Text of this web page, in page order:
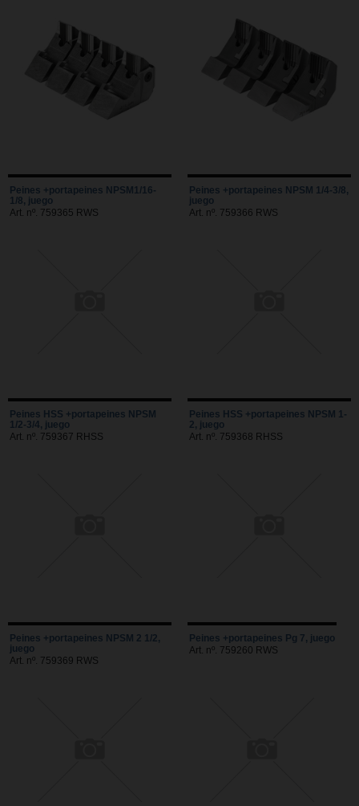
Peines +portapeines NPSM1/16-
1/8, juego
Art. nº. 759365 RWS
Peines +portapeines NPSM 1/4-3/8,
juego
Art. nº. 759366 RWS
Peines HSS +portapeines NPSM
1/2-3/4, juego
Art. nº. 759367 RHSS
Peines HSS +portapeines NPSM 1-
2, juego
Art. nº. 759368 RHSS
Peines +portapeines NPSM 2 1/2,
juego
Art. nº. 759369 RWS
Peines +portapeines Pg 7, juego
Art. nº. 759260 RWS